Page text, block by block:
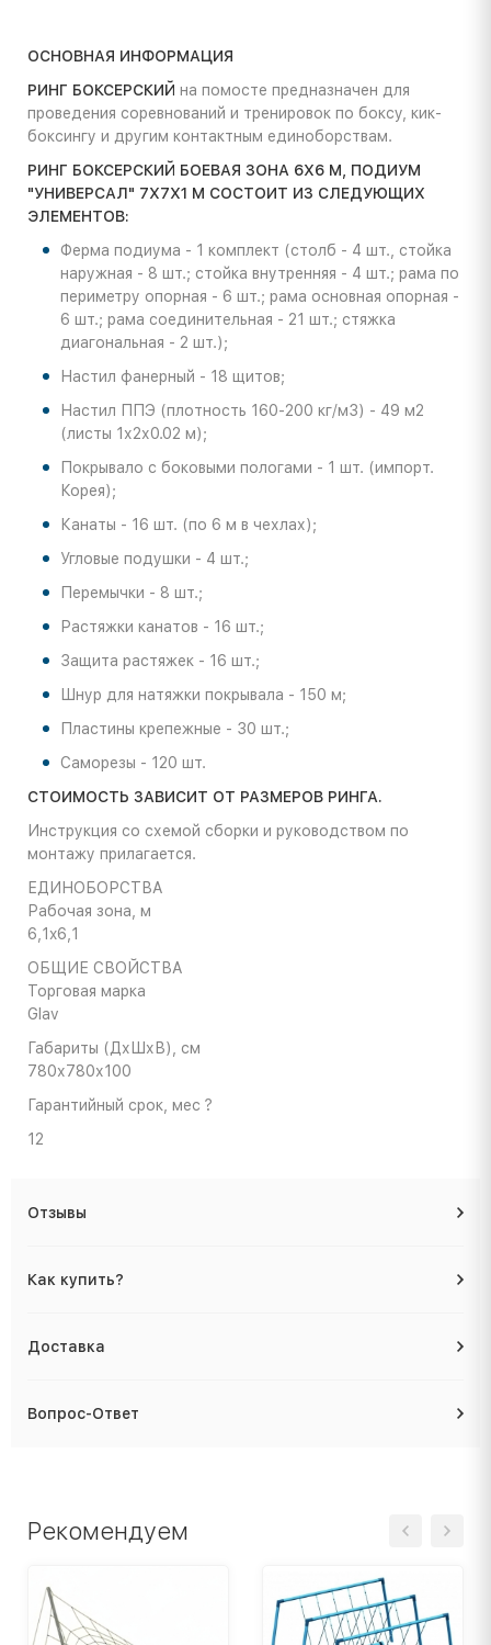
ОСНОВНАЯ ИНФОРМАЦИЯ
РИНГ БОКСЕРСКИЙ на помосте предназначен для
проведения соревнований и тренировок по боксу, кик-
боксингу и другим контактным единоборствам.
РИНГ БОКСЕРСКИЙ БОЕВАЯ ЗОНА 6Х6 М, ПОДИУМ
"УНИВЕРСАЛ" 7Х7Х1 М СОСТОИТ ИЗ СЛЕДУЮЩИХ
ЭЛЕМЕНТОВ:
Ферма подиума - 1 комплект (столб - 4 шт., стойка
наружная - 8 шт.; стойка внутренняя - 4 шт.; рама по
периметру опорная - 6 шт.; рама основная опорная -
6 шт.; рама соединительная - 21 шт.; стяжка
диагональная - 2 шт.);
Настил фанерный - 18 щитов;
Настил ППЭ (плотность 160-200 кг/м3) - 49 м2
(листы 1х2х0.02 м);
Покрывало с боковыми пологами - 1 шт. (импорт.
Корея);
Канаты - 16 шт. (по 6 м в чехлах);
Угловые подушки - 4 шт.;
Перемычки - 8 шт.;
Растяжки канатов - 16 шт.;
Защита растяжек - 16 шт.;
Шнур для натяжки покрывала - 150 м;
Пластины крепежные - 30 шт.;
Саморезы - 120 шт.
СТОИМОСТЬ ЗАВИСИТ ОТ РАЗМЕРОВ РИНГА.
Инструкция со схемой сборки и руководством по
монтажу прилагается.
ЕДИНОБОРСТВА
Рабочая зона, м
6,1x6,1
ОБЩИЕ СВОЙСТВА
Торговая марка
Glav
Габариты (ДхШхВ), cм
780х780х100
Гарантийный срок, мес ?
12
Отзывы
Как купить?
Доставка
Вопрос-Ответ
Рекомендуем